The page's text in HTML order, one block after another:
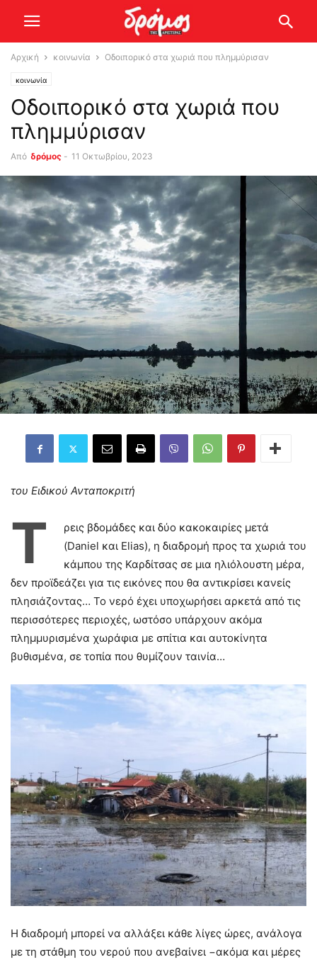
Αρχική κοινωνία Οδοιπορικό στα χωριά που πλημμύρισαν
κοινωνία
Οδοιπορικό στα χωριά που
πλημμύρισαν
Από δρόμος - 11 Οκτωβρίου, 2023
του Ειδικού Ανταποκριτή
Τ
ρεις βδομάδες και δύο κακοκαιρίες μετά
(Daniel και Elias), η διαδρομή προς τα χωριά του
κάμπου της Καρδίτσας σε μια ηλιόλουστη μέρα,
δεν προϊδεάζει για τις εικόνες που θα αντικρίσει κανείς
πλησιάζοντας… Το νερό έχει υποχωρήσει αρκετά από τις
περισσότερες περιοχές, ωστόσο υπάρχουν ακόμα
πλημμυρισμένα χωράφια με σπίτια και αυτοκίνητα
βυθισμένα, σε τοπία που θυμίζουν ταινία…
Η διαδρομή μπορεί να αλλάξει κάθε λίγες ώρες, ανάλογα
με τη στάθμη του νερού που ανεβαίνει −ακόμα και μέρες